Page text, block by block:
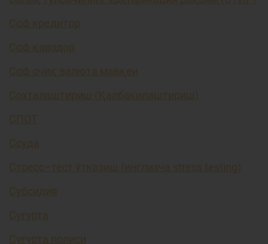
Соф кредитор
Соф қарздор
Соф очиқ валюта мавқеи
Сохталаштириш (Қалбакилаштириш)
СПОТ
Ссуда
Стресс–тест ўтказиш (инглизча stress testing)
Субсидия
Суғурта
Суғурта полиси